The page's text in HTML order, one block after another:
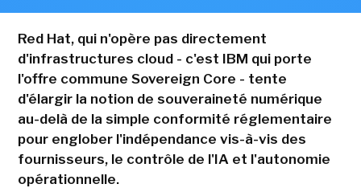
Red Hat, qui n'opère pas directement
d'infrastructures cloud - c'est IBM qui porte
l'offre commune Sovereign Core - tente
d'élargir la notion de souveraineté numérique
au-delà de la simple conformité réglementaire
pour englober l'indépendance vis-à-vis des
fournisseurs, le contrôle de l'IA et l'autonomie
opérationnelle.